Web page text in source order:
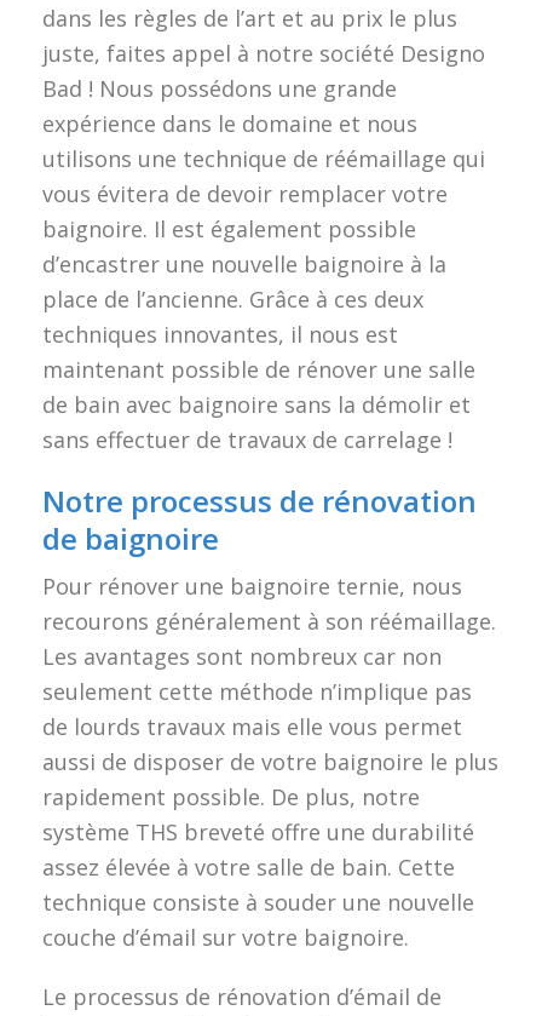
dans les règles de l’art et au prix le plus
juste, faites appel à notre société Designo
Bad ! Nous possédons une grande
expérience dans le domaine et nous
utilisons une technique de réémaillage qui
vous évitera de devoir remplacer votre
baignoire. Il est également possible
d’encastrer une nouvelle baignoire à la
place de l’ancienne. Grâce à ces deux
techniques innovantes, il nous est
maintenant possible de rénover une salle
de bain avec baignoire sans la démolir et
sans effectuer de travaux de carrelage !
Notre processus de rénovation
de baignoire
Pour rénover une baignoire ternie, nous
recourons généralement à son réémaillage.
Les avantages sont nombreux car non
seulement cette méthode n’implique pas
de lourds travaux mais elle vous permet
aussi de disposer de votre baignoire le plus
rapidement possible. De plus, notre
système THS breveté offre une durabilité
assez élevée à votre salle de bain. Cette
technique consiste à souder une nouvelle
couche d’émail sur votre baignoire.
Le processus de rénovation d’émail de